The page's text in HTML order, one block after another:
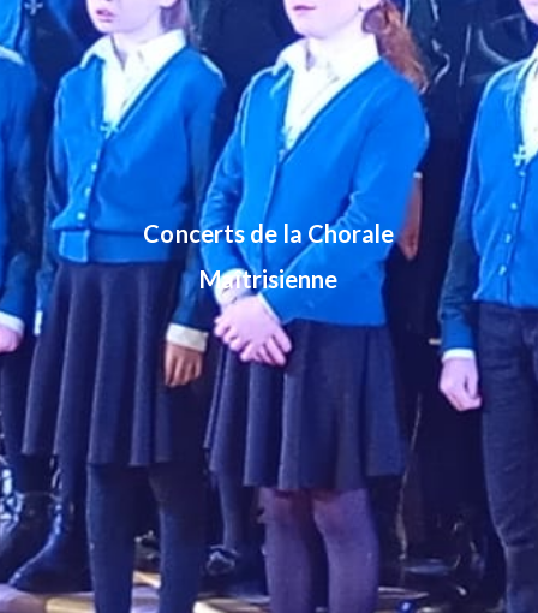
Concerts de la Chorale
Maîtrisienne